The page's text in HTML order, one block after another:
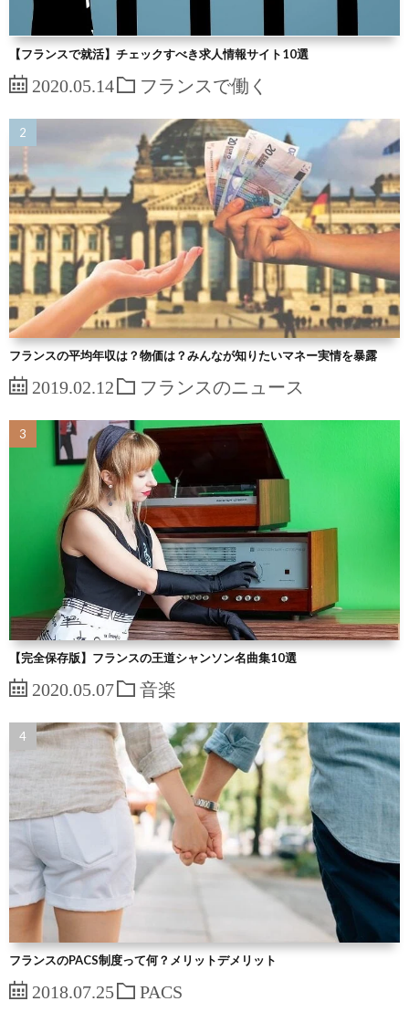
【フランスで就活】チェックすべき求人情報サイト10選
2020.05.14 フランスで働く
フランスの平均年収は？物価は？みんなが知りたいマネー実情を暴露
2019.02.12 フランスのニュース
【完全保存版】フランスの王道シャンソン名曲集10選
2020.05.07 音楽
フランスのPACS制度って何？メリットデメリット
2018.07.25 PACS